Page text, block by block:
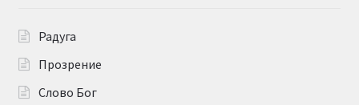
Радуга
Прозрение
Слово Бог